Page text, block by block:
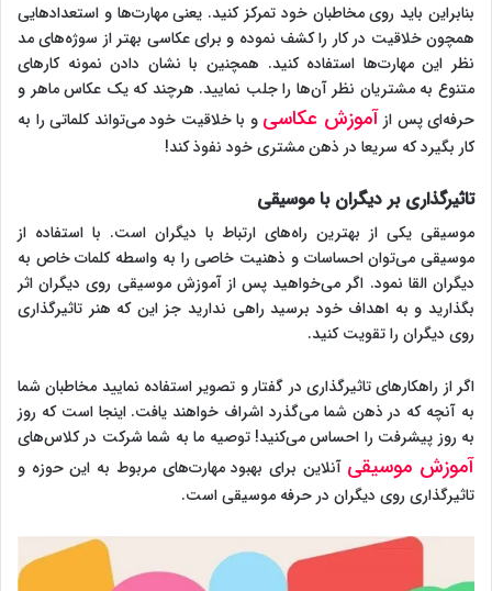
بنابراین باید روی مخاطبان خود تمرکز کنید. یعنی مهارت‌ها و استعدادهایی
همچون خلاقیت در کار را کشف نموده و برای عکاسی بهتر از سوژه‌های مد
نظر این مهارت‌ها استفاده کنید. همچنین با نشان دادن نمونه کارهای
متنوع به مشتریان نظر آن‌ها را جلب نمایید. هرچند که یک عکاس ماهر و
حرفه‌ای پس از آموزش عکاسی و با خلاقیت خود می‌تواند کلماتی را به
کار بگیرد که سریعا در ذهن مشتری خود نفوذ کند!
تاثیرگذاری بر دیگران با موسیقی
موسیقی یکی از بهترین راه‌های ارتباط با دیگران است. با استفاده از
موسیقی می‌توان احساسات و ذهنیت خاصی را به واسطه کلمات خاص به
دیگران القا نمود. اگر می‌خواهید پس از آموزش موسیقی روی دیگران اثر
بگذارید و به اهداف خود برسید راهی ندارید جز این که هنر تاثیرگذاری
روی دیگران را تقویت کنید.
اگر از راهکارهای تاثیرگذاری در گفتار و تصویر استفاده نمایید مخاطبان شما
به آنچه که در ذهن شما می‌گذرد اشراف خواهند یافت. اینجا است که روز
به روز پیشرفت را احساس می‌کنید! توصیه ما به شما شرکت در کلاس‌های
آموزش موسیقی آنلاین برای بهبود مهارت‌های مربوط به این حوزه و
تاثیرگذاری روی دیگران در حرفه موسیقی است.